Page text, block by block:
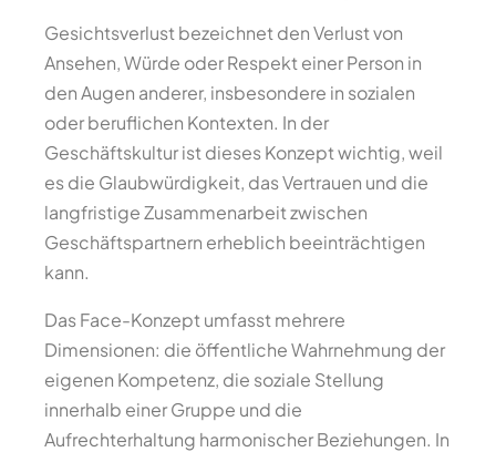
Gesichtsverlust bezeichnet den Verlust von
Ansehen, Würde oder Respekt einer Person in
den Augen anderer, insbesondere in sozialen
oder beruflichen Kontexten. In der
Geschäftskultur ist dieses Konzept wichtig, weil
es die Glaubwürdigkeit, das Vertrauen und die
langfristige Zusammenarbeit zwischen
Geschäftspartnern erheblich beeinträchtigen
kann.
Das Face-Konzept umfasst mehrere
Dimensionen: die öffentliche Wahrnehmung der
eigenen Kompetenz, die soziale Stellung
innerhalb einer Gruppe und die
Aufrechterhaltung harmonischer Beziehungen. In